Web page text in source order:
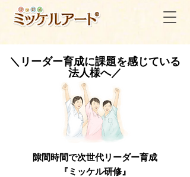
＼リーダー育成に課題を感じている
法人様へ／
隙間時間で次世代リーダー育成
『ミッケル研修』